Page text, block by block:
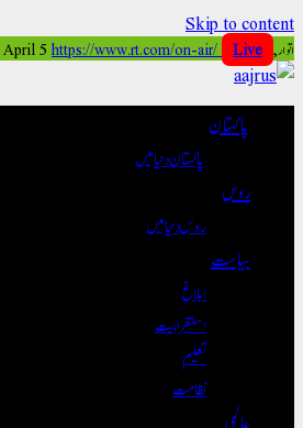
Skip to content
اتوار, April 5 https://www.rt.com/on-air/ Live
پاکستان
پاکستان دنیا میں
روس
روس دنیا میں
سیاست
ابلاغ
استغرابیت
تعلیم
نظامت
عالمی